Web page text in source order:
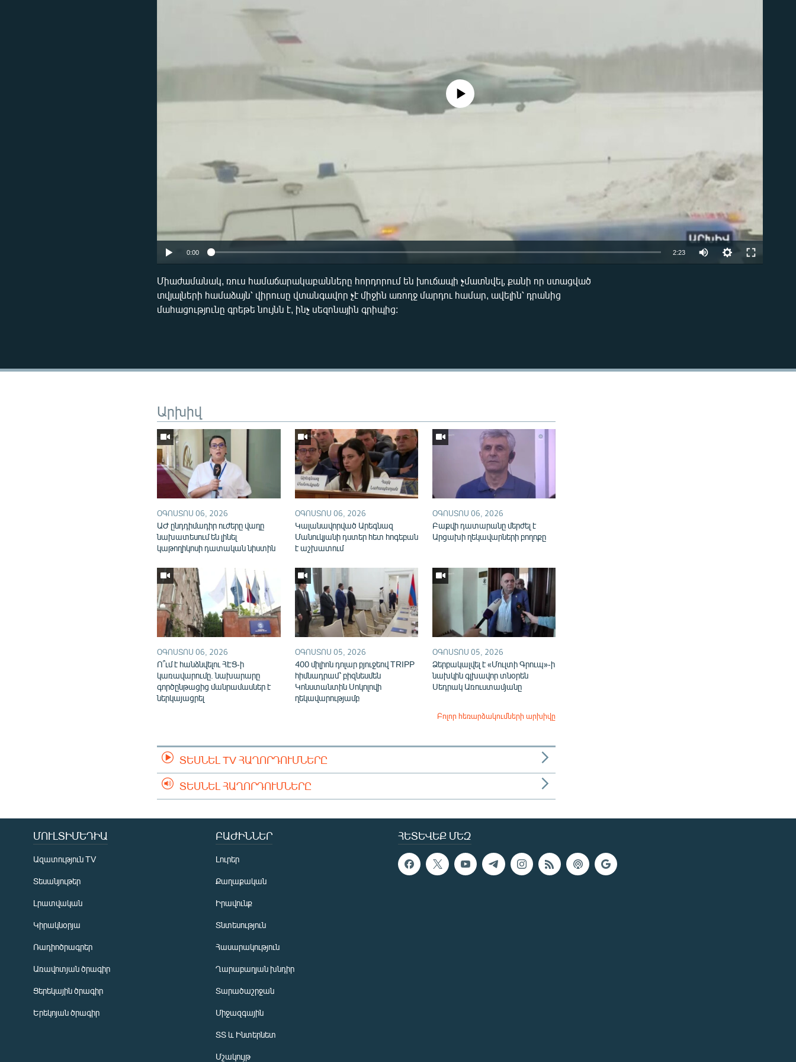
270p 360p
No media source currently available
0:00 2:23
Միաժամանակ, ռուս համաճարակաբանները հորդորում են խուճապի չմատնվել, քանի որ ստացված
տվյալների համաձայն՝ վիրուսը վտանգավոր չէ միջին առողջ մարդու համար, ավելին՝ դրանից
մահացությունը գրեթե նույնն է, ինչ սեզոնային գրիպից:
Արխիվ
ՕԳՈՍՏՈՍ 06, 2026
ԱԺ ընդդիմադիր ուժերը վաղը
նախատեսում են լինել
կաթողիկոսի դատական նիստին
ՕԳՈՍՏՈՍ 06, 2026
Կալանավորված Արեգնազ
Մանուկյանի դստեր հետ հոգեբան
է աշխատում
ՕԳՈՍՏՈՍ 06, 2026
Բաքվի դատարանը մերժել է
Արցախի ղեկավարների բողոքը
ՕԳՈՍՏՈՍ 06, 2026
Ո՞ւմ է հանձնվելու ՀԷՑ-ի
կառավարումը. նախարարը
գործընթացից մանրամասներ է
ներկայացրել
ՕԳՈՍՏՈՍ 05, 2026
400 միլիոն դոլար բյուջեով TRIPP
հիմնադրամ՝ բիզնեսմեն
Կոնստանտին Սոկոլովի
ղեկավարությամբ
ՕԳՈՍՏՈՍ 05, 2026
Ձերբակալվել է «Մուլտի Գրուպ»-ի
նախկին գլխավոր տնօրեն
Սեդրակ Առուստամյանը
Բոլոր հեռարձակումների արխիվը
ՏԵՍՆԵԼ TV ՀԱՂՈՐԴՈՒՄՆԵՐԸ
ՏԵՍՆԵԼ ՀԱՂՈՐԴՈՒՄՆԵՐԸ
ՀԵՏԵՎԵՔ ՄԵԶ
ՄՈՒԼՏԻՄԵԴԻԱ
Ազատություն TV
Տեսանյութեր
Լրատվական
Կիրակնօրյա
Ռադիոծրագրեր
Առավոտյան ծրագիր
Ցերեկային ծրագիր
Երեկոյան ծրագիր
ԲԱԺԻՆՆԵՐ
Լուրեր
Քաղաքական
Իրավունք
Տնտեսություն
Հասարակություն
Ղարաբաղյան խնդիր
Տարածաշրջան
Միջազգային
ՏՏ և Ինտերնետ
Մշակույթ